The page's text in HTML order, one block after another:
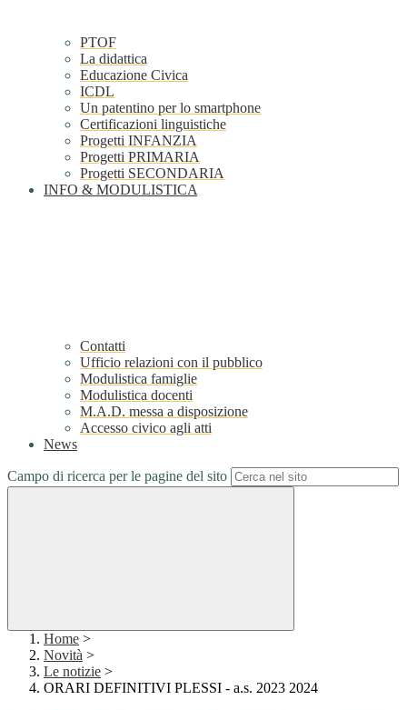
PTOF
La didattica
Educazione Civica
ICDL
Un patentino per lo smartphone
Certificazioni linguistiche
Progetti INFANZIA
Progetti PRIMARIA
Progetti SECONDARIA
INFO & MODULISTICA
Contatti
Ufficio relazioni con il pubblico
Modulistica famiglie
Modulistica docenti
M.A.D. messa a disposizione
Accesso civico agli atti
News
Campo di ricerca per le pagine del sito
Home >
Novità >
Le notizie >
ORARI DEFINITIVI PLESSI - a.s. 2023 2024